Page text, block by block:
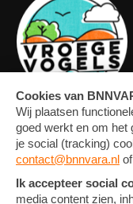
OVERZICHT